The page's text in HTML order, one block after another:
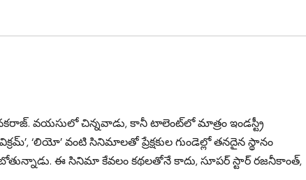
వయసులో చిన్నవాడు, కానీ టాలెంట్‌లో మాత్రం ఇండస్ట్రీ
‘లియో’ వంటి సినిమాలతో ప్రేక్షకుల గుండెల్లో తనదైన స్థానం
ఈ సినిమా కేవలం కథలతోనే కాదు, సూపర్ స్టార్ రజనీకాంత్,